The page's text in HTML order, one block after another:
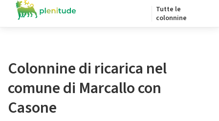
Tutte le
colonnine
Colonnine di ricarica nel
comune di Marcallo con
Casone